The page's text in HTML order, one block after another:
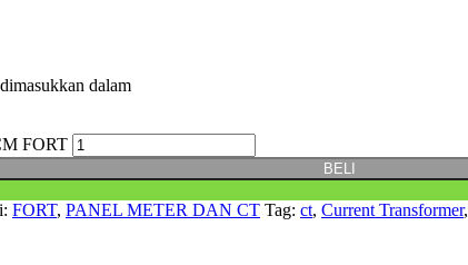
dalam
FORT
BELI
FORT, PANEL METER DAN CT Tag: ct, Current Transformer,